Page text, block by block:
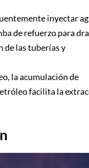
inyectar
de refuerzo para
de las tuberías y
la acumulación de
facilita la